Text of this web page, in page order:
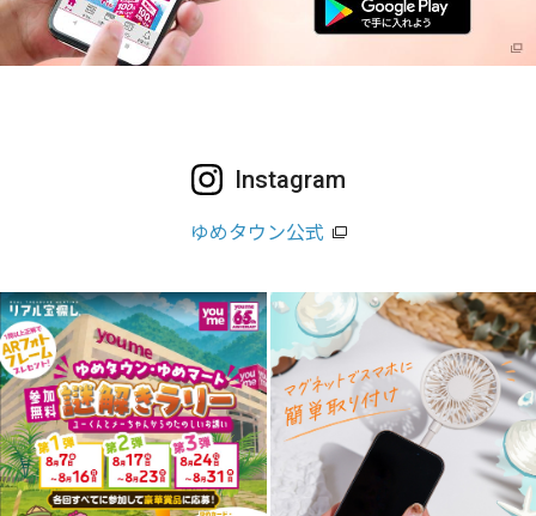
Instagram
ゆめタウン公式